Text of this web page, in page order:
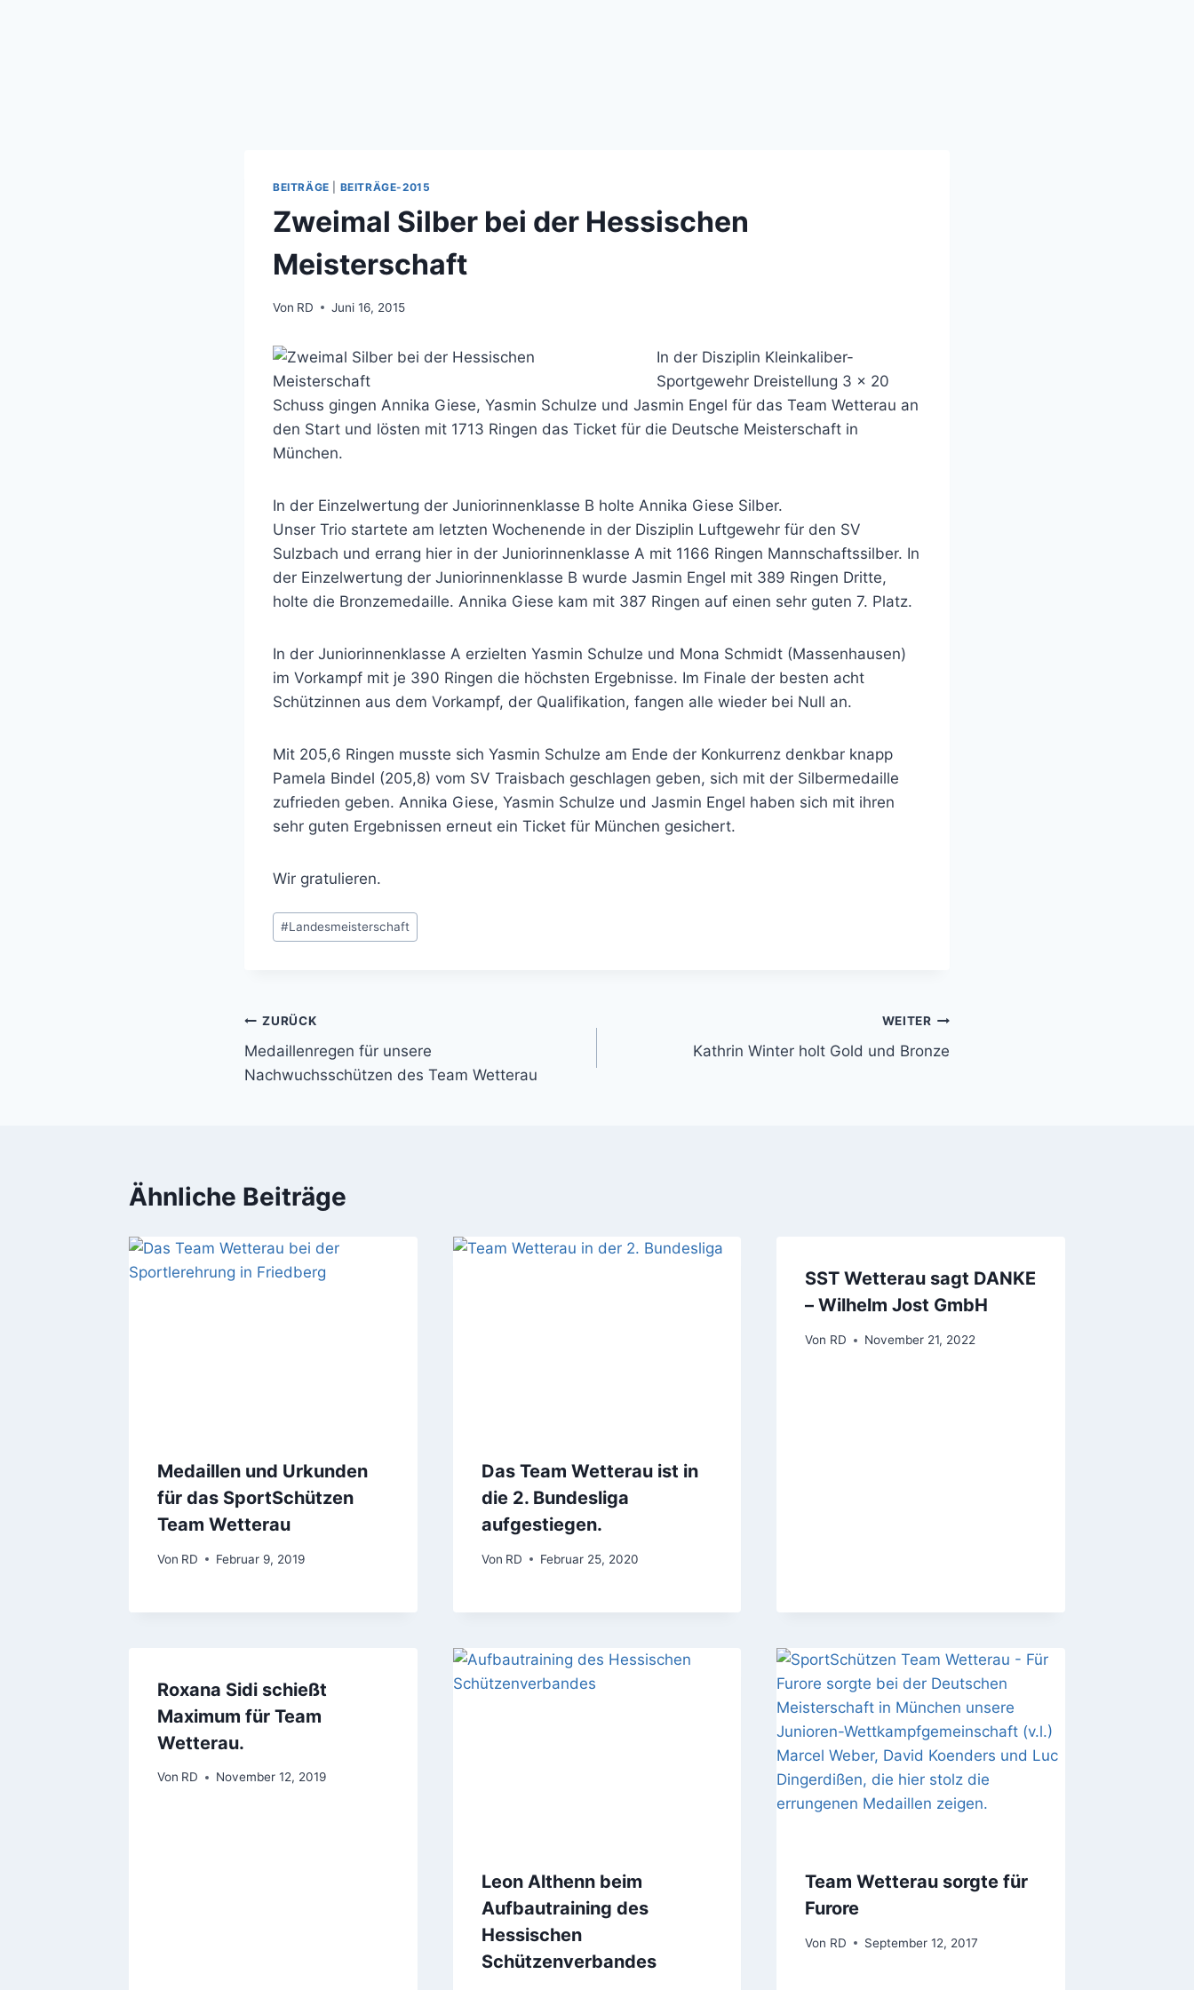
BEITRÄGE BEITRÄGE-2015
Zweimal Silber bei der Hessischen
Meisterschaft
Von RD Juni 16, 2015
In der Disziplin Kleinkaliber-
Sportgewehr Dreistellung 3 x 20
Schuss gingen Annika Giese, Yasmin Schulze und Jasmin Engel für das Team Wetterau an
den Start und lösten mit 1713 Ringen das Ticket für die Deutsche Meisterschaft in
München.
In der Einzelwertung der Juniorinnenklasse B holte Annika Giese Silber.
Unser Trio startete am letzten Wochenende in der Disziplin Luftgewehr für den SV
Sulzbach und errang hier in der Juniorinnenklasse A mit 1166 Ringen Mannschaftssilber. In
der Einzelwertung der Juniorinnenklasse B wurde Jasmin Engel mit 389 Ringen Dritte,
holte die Bronzemedaille. Annika Giese kam mit 387 Ringen auf einen sehr guten 7. Platz.
In der Juniorinnenklasse A erzielten Yasmin Schulze und Mona Schmidt (Massenhausen)
im Vorkampf mit je 390 Ringen die höchsten Ergebnisse. Im Finale der besten acht
Schützinnen aus dem Vorkampf, der Qualifikation, fangen alle wieder bei Null an.
Mit 205,6 Ringen musste sich Yasmin Schulze am Ende der Konkurrenz denkbar knapp
Pamela Bindel (205,8) vom SV Traisbach geschlagen geben, sich mit der Silbermedaille
zufrieden geben. Annika Giese, Yasmin Schulze und Jasmin Engel haben sich mit ihren
sehr guten Ergebnissen erneut ein Ticket für München gesichert.
Wir gratulieren.
Schlagworte:
#Landesmeisterschaft
Beitragsnavigation
ZURÜCK
Medaillenregen für unsere
Nachwuchsschützen des Team Wetterau
WEITER
Kathrin Winter holt Gold und Bronze
Ähnliche Beiträge
Medaillen und Urkunden
für das SportSchützen
Team Wetterau
Von RD Februar 9, 2019
Das Team Wetterau ist in
die 2. Bundesliga
aufgestiegen.
Von RD Februar 25, 2020
SST Wetterau sagt DANKE
– Wilhelm Jost GmbH
Von RD November 21, 2022
Roxana Sidi schießt
Maximum für Team
Wetterau.
Von RD November 12, 2019
Leon Althenn beim
Aufbautraining des
Hessischen
Schützenverbandes
Team Wetterau sorgte für
Furore
Von RD September 12, 2017